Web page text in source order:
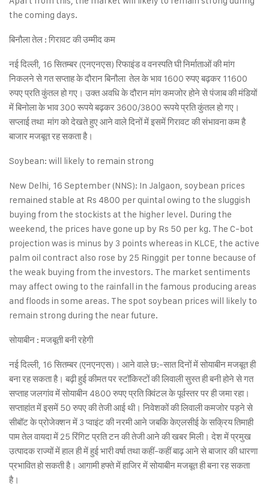
the coming days.
बिनौला तेल : गिरावट की उम्मीद कम
नई दिल्ली, 16 सितम्बर (एनएनएस) रिफाइंड व वनस्पति घी निर्माताओं की मांग
निकलने से गत सप्ताह के दौरान बिनौला तेल के भाव 1600 रुपए बढ़कर 11600
रुपए प्रति कुंतल हो गए। उक्त अवधि के दौरान मांग कमजोर होने से पंजाब की मंडियों
में बिनोला के भाव 300 रूपये बढ़कर 3600/3800 रूपये प्रति कुंतल हो गए।
सप्लाई तथा मांग को देखते हुए आने वाले दिनों में इसमें गिरावट की संभावना कम है
बाजार मजबूत रह सकता है।
Soybean: will likely to remain strong
New Delhi, 16 September (NNS): In Jalgaon, soybean prices
remained stable at Rs 4800 per quintal owing to the sluggish
buying from the stockists at the higher level. During the
weekend, the prices have gone up by Rs 50 per kg. The C-bot
projection was is minus by 3 points whereas in KLCE, the active
palm oil contract also rose by 25 Ringgit per tonne because of
the weak buying from the investors. The market sentiments
may affect owing to the rainfall in the famous producing areas
and floods in some areas. The spot soybean prices will likely to
remain strong during the near future.
सोयाबीन : मजबूती बनी रहेगी
नई दिल्ली, 16 सितम्बर (एनएनएस)। आने वाले छ:-सात दिनों में सोयाबीन मजबूत ही
बना रह सकता है। बढ़ी हुई कीमत पर स्टॉकिस्टों की लिवाली सुस्त ही बनी होने से गत
सप्ताह जलगांव में सोयाबीन 4800 रुपए प्रति क्विंटल के पूर्वस्तर पर ही जमा रहा।
सप्ताहांत में इसमें 50 रुपए की तेजी आई थी। निवेशकों की लिवाली कमजोर पड़ने से
सीबॉट के प्रोजेक्शन में 3 प्वाइंट की नरमी आने जबकि केएलसीई के सक्रिय तिमाही
पाम तेल वायदा में 25 रिंगिट प्रति टन की तेजी आने की खबर मिली। देश में प्रमुख
उत्पादक राज्यों में हाल ही में हुई भारी वर्षा तथा कहीं-कहीं बाढ़ आने से बाजार की धारणा
प्रभावित हो सकती है। आगामी हफ्ते में हाजिर में सोयाबीन मजबूत ही बना रह सकता
है।